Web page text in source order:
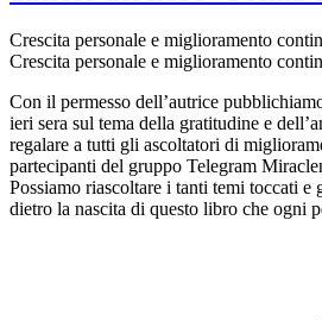
Crescita personale e miglioramento
Crescita personale e miglioramento
Con il permesso dell’autrice
ieri sera sul tema della gratitudine e
regalare a tutti gli ascoltatori di
partecipanti del gruppo Telegram
Possiamo riascoltare i tanti temi toccati e
dietro la nascita di questo libro che ogni